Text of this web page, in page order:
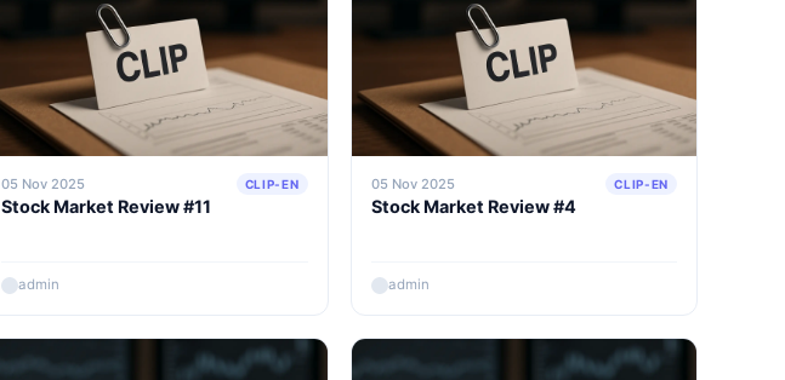
05 Nov 2025 CLIP-EN
Stock Market Review #11
admin
05 Nov 2025 CLIP-EN
Stock Market Review #4
admin